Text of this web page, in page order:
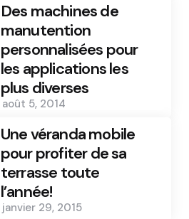
Des machines de
manutention
personnalisées pour
les applications les
plus diverses
août 5, 2014
Une véranda mobile
pour profiter de sa
terrasse toute
l’année!
janvier 29, 2015